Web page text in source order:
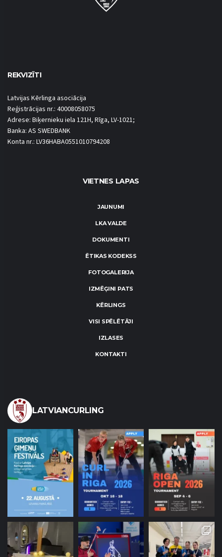
REKVIZĪTI
Latvijas Kērlinga asociācija
Reģistrācijas nr.: 40008058075
Adrese: Biķernieku iela 121H, Rīga, LV-1021;
Banka: AS SWEDBANK
Konta nr.: LV36HABA0551010794208
VIETNES LAPAS
JAUNUMI
LKA VALDE
DOKUMENTI
ĒTIKAS KODEKSS
FOTOGALERIJA
IZMĒĢINI PATS
KĒRLINGS
VISI SPĒLĒTĀJI
IZLASES
KONTAKTI
LATVIANCURLING